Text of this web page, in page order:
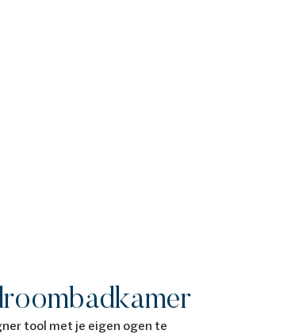
tool met je eigen ogen te